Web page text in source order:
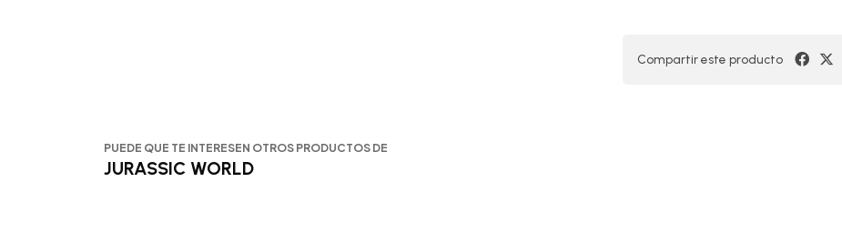
Compartir este producto
PUEDE QUE TE INTERESEN OTROS PRODUCTOS DE
JURASSIC WORLD